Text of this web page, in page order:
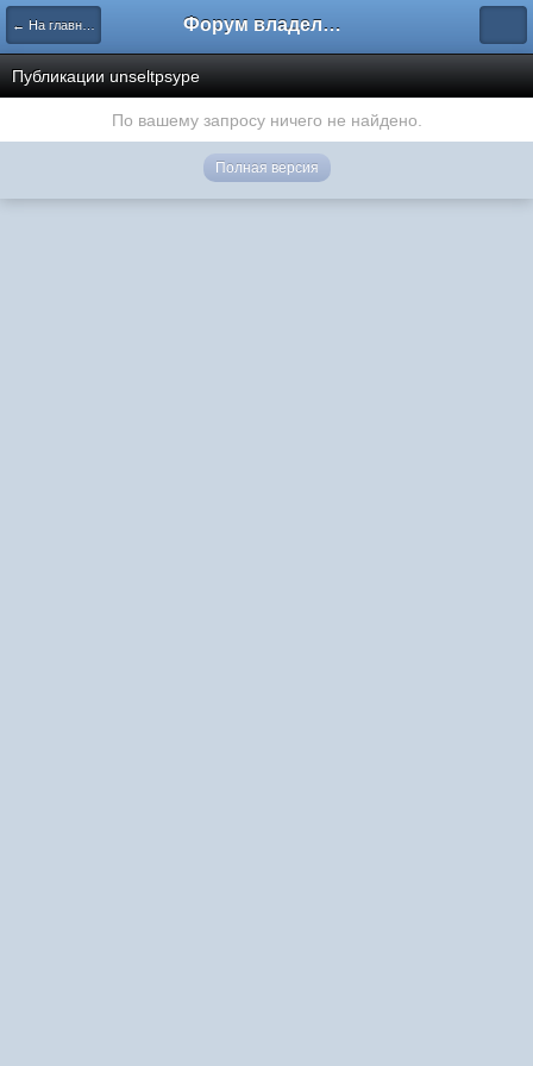
← На главную Форум владельцев интернет-магазинов
Публикации unseltpsype
По вашему запросу ничего не найдено.
Полная версия